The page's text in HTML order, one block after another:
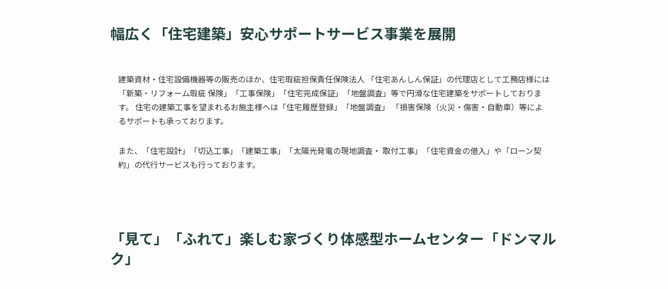
幅広く「住宅建築」安心サポートサービス事業を展開
建築資材・住宅設備機器等の販売のほか、住宅瑕疵担保責任保険法人 「住宅あんしん保証」の代理店として工務店様には
「新築・リフォーム瑕疵 保険」「工事保険」「住宅完成保証」「地盤調査」等で円滑な住宅建築をサポートしておりま
す。 住宅の建築工事を望まれるお施主様へは「住宅履歴登録」「地盤調査」 「損害保険（火災・傷害・自動車）等によ
るサポートも承っております。
また、「住宅設計」「切込工事」「建築工事」「太陽光発電の現地調査・ 取付工事」「住宅資金の借入」や「ローン契
約」の代行サービスも行っております。
「見て」「ふれて」楽しむ家づくり体感型ホームセンター「ドンマル
ク」